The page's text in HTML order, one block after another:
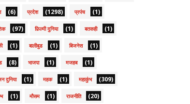
(6) प्रदेश (1298) प्रपंच (1)
(97) फ़िल्मी दुनिया (1) बतकही (1)
(1) बालीबुड (1) बिजनेस (1)
(8) भाजपा (1) मजहब (1)
दुनिया (1) महक (1) महाकुंभ (309)
(1) मौसम (1) राजनीति (20)